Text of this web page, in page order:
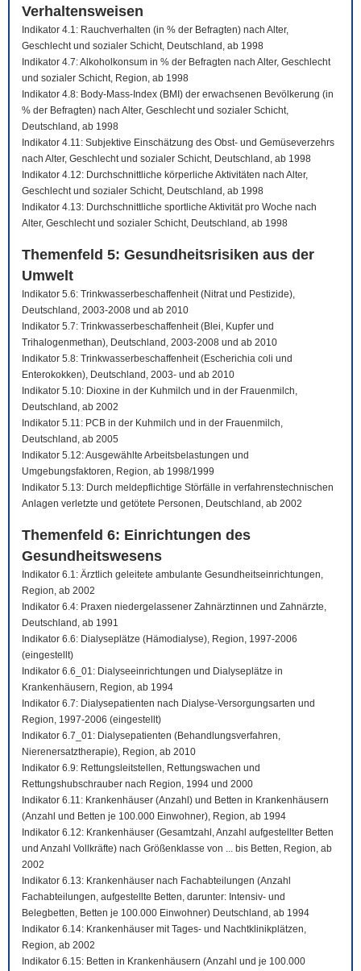
Verhaltensweisen
Indikator 4.1: Rauchverhalten (in % der Befragten) nach Alter,
Geschlecht und sozialer Schicht, Deutschland, ab 1998
Indikator 4.7: Alkoholkonsum in % der Befragten nach Alter, Geschlecht
und sozialer Schicht, Region, ab 1998
Indikator 4.8: Body-Mass-Index (BMI) der erwachsenen Bevölkerung (in
% der Befragten) nach Alter, Geschlecht und sozialer Schicht,
Deutschland, ab 1998
Indikator 4.11: Subjektive Einschätzung des Obst- und Gemüseverzehrs
nach Alter, Geschlecht und sozialer Schicht, Deutschland, ab 1998
Indikator 4.12: Durchschnittliche körperliche Aktivitäten nach Alter,
Geschlecht und sozialer Schicht, Deutschland, ab 1998
Indikator 4.13: Durchschnittliche sportliche Aktivität pro Woche nach
Alter, Geschlecht und sozialer Schicht, Deutschland, ab 1998
Themenfeld 5: Gesundheitsrisiken aus der
Umwelt
Indikator 5.6: Trinkwasserbeschaffenheit (Nitrat und Pestizide),
Deutschland, 2003-2008 und ab 2010
Indikator 5.7: Trinkwasserbeschaffenheit (Blei, Kupfer und
Trihalogenmethan), Deutschland, 2003-2008 und ab 2010
Indikator 5.8: Trinkwasserbeschaffenheit (Escherichia coli und
Enterokokken), Deutschland, 2003- und ab 2010
Indikator 5.10: Dioxine in der Kuhmilch und in der Frauenmilch,
Deutschland, ab 2002
Indikator 5.11: PCB in der Kuhmilch und in der Frauenmilch,
Deutschland, ab 2005
Indikator 5.12: Ausgewählte Arbeitsbelastungen und
Umgebungsfaktoren, Region, ab 1998/1999
Indikator 5.13: Durch meldepflichtige Störfälle in verfahrenstechnischen
Anlagen verletzte und getötete Personen, Deutschland, ab 2002
Themenfeld 6: Einrichtungen des
Gesundheitswesens
Indikator 6.1: Ärztlich geleitete ambulante Gesundheitseinrichtungen,
Region, ab 2002
Indikator 6.4: Praxen niedergelassener Zahnärztinnen und Zahnärzte,
Deutschland, ab 1991
Indikator 6.6: Dialyseplätze (Hämodialyse), Region, 1997-2006
(eingestellt)
Indikator 6.6_01: Dialyseeinrichtungen und Dialyseplätze in
Krankenhäusern, Region, ab 1994
Indikator 6.7: Dialysepatienten nach Dialyse-Versorgungsarten und
Region, 1997-2006 (eingestellt)
Indikator 6.7_01: Dialysepatienten (Behandlungsverfahren,
Nierenersatztherapie), Region, ab 2010
Indikator 6.9: Rettungsleitstellen, Rettungswachen und
Rettungshubschrauber nach Region, 1994 und 2000
Indikator 6.11: Krankenhäuser (Anzahl) und Betten in Krankenhäusern
(Anzahl und Betten je 100.000 Einwohner), Region, ab 1994
Indikator 6.12: Krankenhäuser (Gesamtzahl, Anzahl aufgestellter Betten
und Anzahl Vollkräfte) nach Größenklasse von ... bis Betten, Region, ab
2002
Indikator 6.13: Krankenhäuser nach Fachabteilungen (Anzahl
Fachabteilungen, aufgestellte Betten, darunter: Intensiv- und
Belegbetten, Betten je 100.000 Einwohner) Deutschland, ab 1994
Indikator 6.14: Krankenhäuser mit Tages- und Nachtklinikplätzen,
Region, ab 2002
Indikator 6.15: Betten in Krankenhäusern (Anzahl und je 100.000